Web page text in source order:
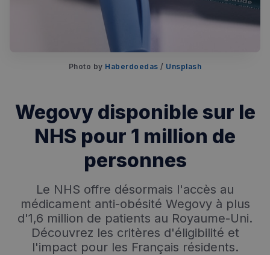
Photo by Haberdoedas / Unsplash
Wegovy disponible sur le
NHS pour 1 million de
personnes
Le NHS offre désormais l'accès au
médicament anti-obésité Wegovy à plus
d'1,6 million de patients au Royaume-Uni.
Découvrez les critères d'éligibilité et
l'impact pour les Français résidents.